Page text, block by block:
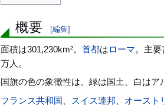
概要 [編集]
面積は301,230km²。 首都はローマ。主要
万人。
国旗の色の象徴性は、緑は国土、白はア
フランス共和国
スイス連邦 オースト